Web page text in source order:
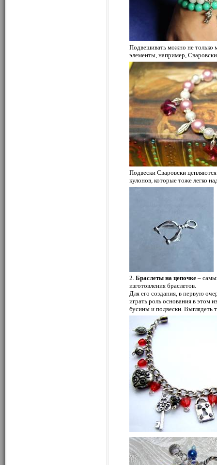
Подвешивать можно не только
элементы, например,
Подвески Сваровски
кулонов, которые тоже легко
2. Браслеты на цепочке –
изготовления браслетов.
Для его создания, в первую
играть роль основания в этом
бусины и подвески. Выглядеть